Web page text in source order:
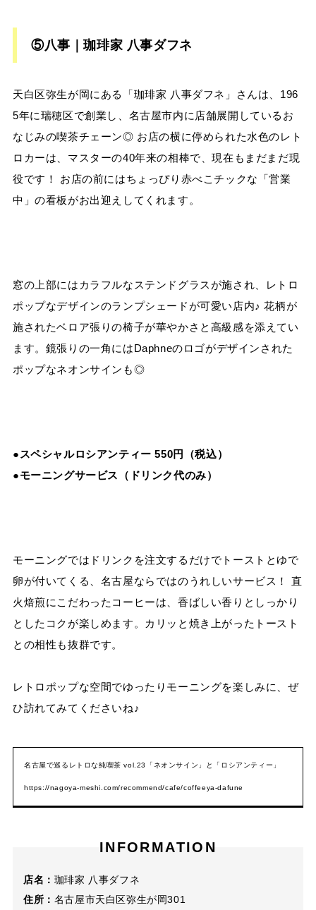
⑤八事｜珈琲家 八事ダフネ
天白区弥生が岡にある「珈琲家 八事ダフネ」さんは、196
5年に瑞穂区で創業し、名古屋市内に店舗展開しているお
なじみの喫茶チェーン◎ お店の横に停められた水色のレト
ロカーは、マスターの40年来の相棒で、現在もまだまだ現
役です！ お店の前にはちょっぴり赤べこチックな「営業
中」の看板がお出迎えしてくれます。
窓の上部にはカラフルなステンドグラスが施され、レトロ
ポップなデザインのランプシェードが可愛い店内♪ 花柄が
施されたベロア張りの椅子が華やかさと高級感を添えてい
ます。鏡張りの一角にはDaphneのロゴがデザインされた
ポップなネオンサインも◎
●スペシャルロシアンティー 550円（税込）
●モーニングサービス（ドリンク代のみ）
モーニングではドリンクを注文するだけでトーストとゆで
卵が付いてくる、名古屋ならではのうれしいサービス！ 直
火焙煎にこだわったコーヒーは、香ばしい香りとしっかり
としたコクが楽しめます。カリッと焼き上がったトースト
との相性も抜群です。
レトロポップな空間でゆったりモーニングを楽しみに、ぜ
ひ訪れてみてくださいね♪
名古屋で巡るレトロな純喫茶 vol.23「ネオンサイン」と「ロシアンティー」
https://nagoya-meshi.com/recommend/cafe/coffeeya-dafune
INFORMATION
店名： 珈琲家 八事ダフネ
住所： 名古屋市天白区弥生が岡301